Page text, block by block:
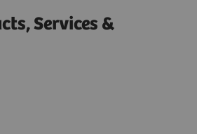
Services &